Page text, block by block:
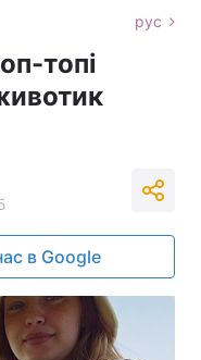
рус
топі
в Google